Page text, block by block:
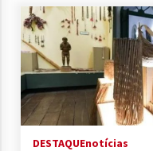
DESTAQUEnotícias